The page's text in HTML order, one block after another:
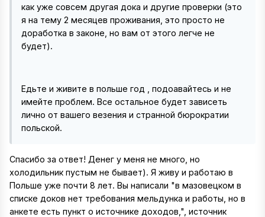
как уже совсем другая дока и другие проверки (это
я на тему 2 месяцев проживания, это просто не
доработка в законе, но вам от этого легче не
будет).
Едьте и живите в польше год , подоавайтесь и не
имейте проблем. Все остальное будет зависеть
лично от вашего везения и странной бюрократии
польской.
Спасибо за ответ! Денег у меня не много, но
холодильник пустым не бывает). Я живу и работаю в
Польше уже почти 8 лет. Вы написали "в мазовецком в
списке доков нет требования мельдунка и работы, но в
анкете есть пункт о источнике доходов,", источник